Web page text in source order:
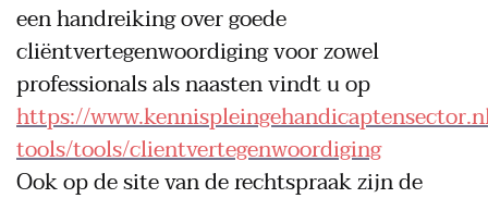
een handreiking over goede
cliëntvertegenwoordiging voor zowel
professionals als naasten vindt u op
https://
tools/tools/clientvertegenwoordiging
Ook op de site van de rechtspraak zijn de